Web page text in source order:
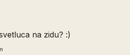
na zidu? :)